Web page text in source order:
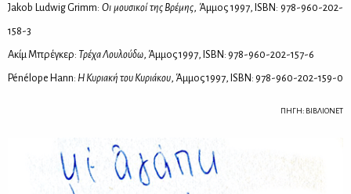
Jakob Ludwig Grimm:Οι μου­σι­κοί της Βρέ­μης, Άμ­μος 1997, ISBN: 978-960-202-
158-3
Ακίμ Μπρέ­γκερ: Τρέ­χα Λου­λού­δω, Άμ­μος 1997, ISBN: 978-960-202-157-6
Pénélope Hann: Η Κυ­ρια­κή του Κυ­ριά­κου, Άμ­μος 1997, ISBN: 978-960-202-159-0
ΠΗΓΗ: ΒΙΒΛΙΟΝΕΤ